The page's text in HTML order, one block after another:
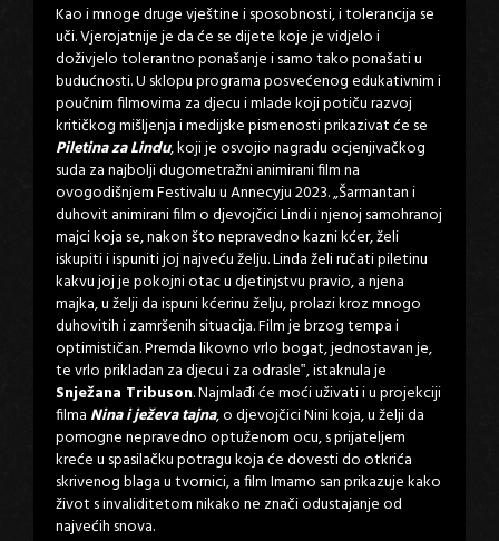
Kao i mnoge druge vještine i sposobnosti, i tolerancija se
uči. Vjerojatnije je da će se dijete koje je vidjelo i
doživjelo tolerantno ponašanje i samo tako ponašati u
budućnosti. U sklopu programa posvećenog edukativnim i
poučnim filmovima za djecu i mlade koji potiču razvoj
kritičkog mišljenja i medijske pismenosti prikazivat će se
Piletina za Lindu, koji je osvojio nagradu ocjenjivačkog
suda za najbolji dugometražni animirani film na
ovogodišnjem Festivalu u Annecyju 2023. „Šarmantan i
duhovit animirani film o djevojčici Lindi i njenoj samohranoj
majci koja se, nakon što nepravedno kazni kćer, želi
iskupiti i ispuniti joj najveću želju. Linda želi ručati piletinu
kakvu joj je pokojni otac u djetinjstvu pravio, a njena
majka, u želji da ispuni kćerinu želju, prolazi kroz mnogo
duhovitih i zamršenih situacija. Film je brzog tempa i
optimističan. Premda likovno vrlo bogat, jednostavan je,
te vrlo prikladan za djecu i za odrasle‟, istaknula je
Snježana Tribuson. Najmlađi će moći uživati i u projekciji
filma Nina i ježeva tajna, o djevojčici Nini koja, u želji da
pomogne nepravedno optuženom ocu, s prijateljem
kreće u spasilačku potragu koja će dovesti do otkrića
skrivenog blaga u tvornici, a film Imamo san prikazuje kako
život s invaliditetom nikako ne znači odustajanje od
najvećih snova.